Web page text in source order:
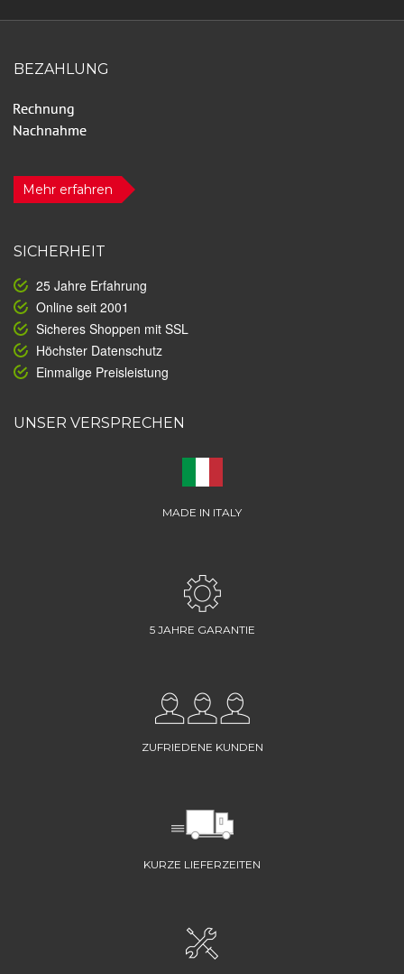
BEZAHLUNG
Mehr erfahren
SICHERHEIT
25 Jahre Erfahrung
Online seit 2001
Sicheres Shoppen mit SSL
Höchster Datenschutz
Einmalige Preisleistung
UNSER VERSPRECHEN
MADE IN ITALY
5 JAHRE GARANTIE
ZUFRIEDENE KUNDEN
KURZE LIEFERZEITEN